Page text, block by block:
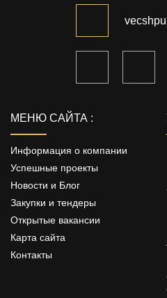
МЕНЮ САЙТА :
Информация о компании
Успешные проекты
Новости и Блог
Закупки и тендеры
Открытые вакансии
Карта сайта
Контакты